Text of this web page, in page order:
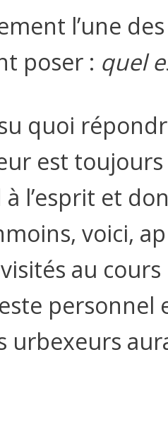
l’une
poser : quel
su quoi
est
l’esprit et
voici,
au
personnel
urbexeurs